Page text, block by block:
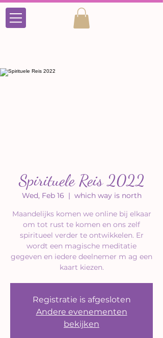
Spirituele Reis 2022
Wed, Feb 16
  |
which way is north
Maandelijks komen we online bij elkaar
om tot rust te komen en ons zelf
spiritueel verder te ontwikkelen. Er
wordt een magische meditatie
gegeven en iedere deelnemer m ag een
kaart kiezen.
Registratie is afgesloten
Andere evenementen
bekijken